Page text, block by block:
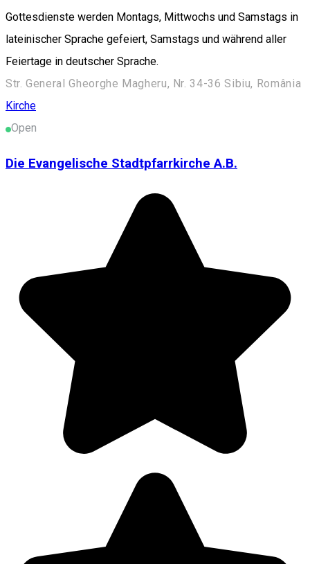
Gottesdienste werden Montags, Mittwochs und Samstags in
lateinischer Sprache gefeiert, Samstags und während aller
Feiertage in deutscher Sprache.
Str. General Gheorghe Magheru, Nr. 34-36 Sibiu, România
Kirche
Open
Die Evangelische Stadtpfarrkirche A.B.